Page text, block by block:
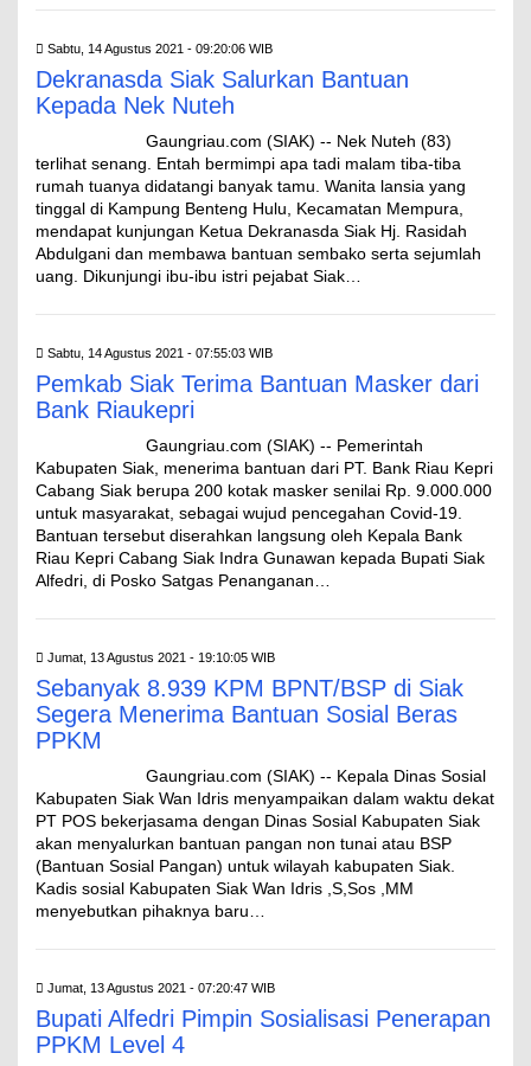
Sabtu, 14 Agustus 2021 - 09:20:06 WIB
Dekranasda Siak Salurkan Bantuan
Kepada Nek Nuteh
Gaungriau.com (SIAK) -- Nek Nuteh (83)
terlihat senang. Entah bermimpi apa tadi malam tiba-tiba
rumah tuanya didatangi banyak tamu. Wanita lansia yang
tinggal di Kampung Benteng Hulu, Kecamatan Mempura,
mendapat kunjungan Ketua Dekranasda Siak Hj. Rasidah
Abdulgani dan membawa bantuan sembako serta sejumlah
uang. Dikunjungi ibu-ibu istri pejabat Siak…
Sabtu, 14 Agustus 2021 - 07:55:03 WIB
Pemkab Siak Terima Bantuan Masker dari
Bank Riaukepri
Gaungriau.com (SIAK) -- Pemerintah
Kabupaten Siak, menerima bantuan dari PT. Bank Riau Kepri
Cabang Siak berupa 200 kotak masker senilai Rp. 9.000.000
untuk masyarakat, sebagai wujud pencegahan Covid-19.
Bantuan tersebut diserahkan langsung oleh Kepala Bank
Riau Kepri Cabang Siak Indra Gunawan kepada Bupati Siak
Alfedri, di Posko Satgas Penanganan…
Jumat, 13 Agustus 2021 - 19:10:05 WIB
Sebanyak 8.939 KPM BPNT/BSP di Siak
Segera Menerima Bantuan Sosial Beras
PPKM
Gaungriau.com (SIAK) -- Kepala Dinas Sosial
Kabupaten Siak Wan Idris menyampaikan dalam waktu dekat
PT POS bekerjasama dengan Dinas Sosial Kabupaten Siak
akan menyalurkan bantuan pangan non tunai atau BSP
(Bantuan Sosial Pangan) untuk wilayah kabupaten Siak.
Kadis sosial Kabupaten Siak Wan Idris ,S,Sos ,MM
menyebutkan pihaknya baru…
Jumat, 13 Agustus 2021 - 07:20:47 WIB
Bupati Alfedri Pimpin Sosialisasi Penerapan
PPKM Level 4